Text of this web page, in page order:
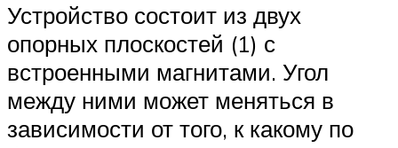
Устройство состоит из двух
опорных плоскостей (1) с
встроенными магнитами. Угол
между ними может меняться в
зависимости от того, к какому по